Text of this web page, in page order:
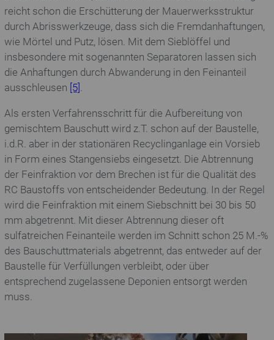
reicht schon die Erschütterung der Mauerwerksstruktur
durch Abrisswerkzeuge, dass sich die Fremdanhaftungen,
wie Mörtel und Putz, lösen. Mit dem Sieblöffel und
insbesondere mit sogenannten Separatoren lassen sich
die Anhaftungen durch Abwanderung in den Feinanteil
ausschleusen [5] .
Als ersten Verfahrensschritt für die Aufbereitung von
gemischtem Bauschutt wird z.T. schon auf der Baustelle,
i.d.R. aber in der stationären Recyclinganlage ein Vorsieb
in Form eines Stangensiebs eingesetzt. Die Abtrennung
der Feinfraktion vor dem Brechen ist für die Qualität des
RC Baustoffs von entscheidender Bedeutung. In der Regel
wird die Feinfraktion mit einem Siebschnitt bei 30 bis 50
mm abgetrennt. Mit dieser Abtrennung dieser oft
sulfatreichen Feinanteile werden im Schnitt schon 25 M.-%
des Bauschuttmaterials abgetrennt, das entweder auf der
Baustelle für Verfüllungen verbleibt, oder über
entsprechend zugelassene Deponien entsorgt werden
muss.